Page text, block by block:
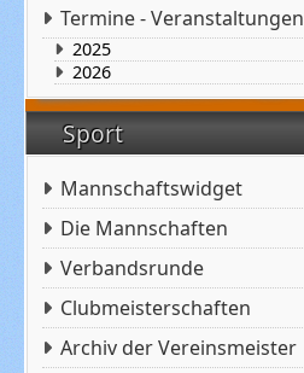
Termine - Veranstaltungen
2025
2026
Sport
Mannschaftswidget
Die Mannschaften
Verbandsrunde
Clubmeisterschaften
Archiv der Vereinsmeister